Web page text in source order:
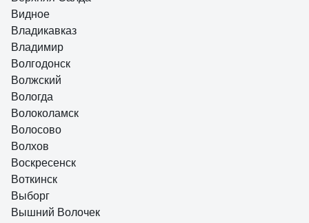
Видное
Владикавказ
Владимир
Волгодонск
Волжский
Вологда
Волоколамск
Волосово
Волхов
Воскресенск
Воткинск
Выборг
Вышний Волочек